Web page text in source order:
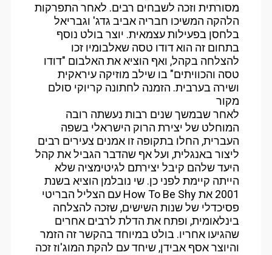
מסורתית וזכה לשבחים רבים. לאחר התפרקות
הלהקה המשיכו חבריה אביב גדג' וגבריאל
בלחסן בפעילות עצמאית. יוצר בולט נוסף
בתחום זה הוא דודו טסה שאלבומיו זכו
להצלחה בקהל, ואף הוציא את האלבום "דודו
טסה והכוויתים" בו שילב מוזיקה עיראקית
ושירה בערבית. הזמנה לחתונה קריוקי סולם
מקור
לאחר שבמשך שנים רבות נעשתה רובה
המוחלט של יצירת הרוק הישראלי בשפה
העברית, החלו בתקופה זו אמנים צעירים רבים
ליצור באנגלית, ועל אף שהדבר הגביל את קהל
היעד שלהם קיבל יצירתם לגיטימציה שלא
הייתה קיימת לפני כן. שי נובלמן הוציא בשנת
2001 את How To Be Shy עם הצליל הבריטי
פסיכדלי של שנות השישים, שזכה להצלחה
בינלאומית, ופתח את הדלת לרבים אחרים
שהגיעו אחריו. בולט במיוחד בהקשר זה הזמר
והיוצר אסף אבידן, שיחד עם להקת המוג'וז זכה